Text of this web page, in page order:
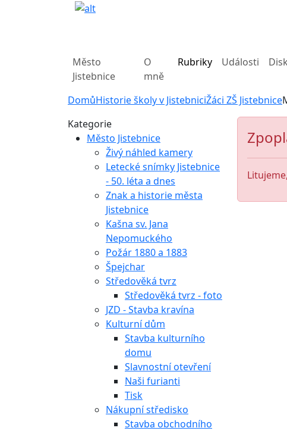
Město
Jistebnice
O
mně
Rubriky Události
DomůHistorie školy v JistebniciŽáci ZŠ Jistebnice
Kategorie
Město Jistebnice
Živý náhled kamery
Letecké snímky Jistebnice
- 50. léta a dnes
Znak a historie města
Jistebnice
Kašna sv. Jana
Nepomuckého
Požár 1880 a 1883
Špejchar
Středověká tvrz
Středověká tvrz - foto
JZD - Stavba kravína
Kulturní dům
Stavba kulturního
domu
Slavnostní otevření
Naši furianti
Tisk
Nákupní středisko
Stavba obchodního